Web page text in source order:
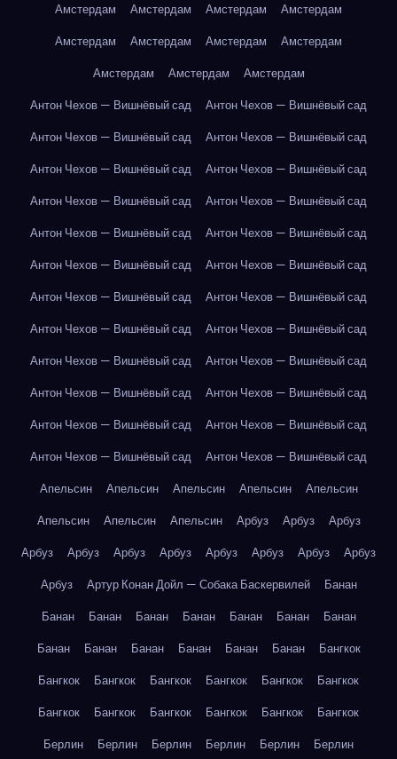
Амстердам
Амстердам Амстердам
Амстердам
Амстердам
Амстердам Амстердам
Амстердам
Амстердам
Амстердам
Амстердам
Антон Чехов — Вишнёвый сад
Антон Чехов — Вишнёвый сад
Антон Чехов — Вишнёвый сад
Антон Чехов — Вишнёвый сад
Антон Чехов — Вишнёвый сад
Антон Чехов — Вишнёвый сад
Антон Чехов — Вишнёвый сад
Антон Чехов — Вишнёвый сад
Антон Чехов — Вишнёвый сад
Антон Чехов — Вишнёвый сад
Антон Чехов — Вишнёвый сад
Антон Чехов — Вишнёвый сад
Антон Чехов — Вишнёвый сад
Антон Чехов — Вишнёвый сад
Антон Чехов — Вишнёвый сад
Антон Чехов — Вишнёвый сад
Антон Чехов — Вишнёвый сад
Антон Чехов — Вишнёвый сад
Антон Чехов — Вишнёвый сад
Антон Чехов — Вишнёвый сад
Антон Чехов — Вишнёвый сад
Антон Чехов — Вишнёвый сад
Антон Чехов — Вишнёвый сад
Антон Чехов — Вишнёвый сад
Апельсин
Апельсин Апельсин Апельсин
Апельсин
Апельсин
Апельсин Апельсин Арбуз Арбуз
Арбуз
Арбуз
Арбуз Арбуз Арбуз Арбуз Арбуз Арбуз
Арбуз
Арбуз
Артур Конан Дойл — Собака Баскервилей
Банан
Банан
Банан Банан Банан Банан Банан
Банан
Банан
Банан Банан Банан Банан Банан
Бангкок
Бангкок
Бангкок Бангкок Бангкок Бангкок
Бангкок
Бангкок
Бангкок Бангкок Бангкок Бангкок
Бангкок
Берлин
Берлин Берлин Берлин Берлин Берлин